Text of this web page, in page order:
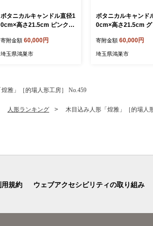
ボタニカルキャンドル直径1
0cm×高さ21.5cm ピンク系
ライフラワーキャンドル 観
賞用キャンドル フラワーキ
ト 誕生日 新築祝い おしゃ
イフラワー 埼玉県 No.638-
寄附金額 60,000円
埼玉県鴻巣市
ボタニカルキャンド
0cm×高さ21.5cm グ
ドライフラワーキャ
観賞用キャンドル フ
イフラワー 埼玉県
03
寄附金額 60,000円
埼玉県鴻巣市
雅」［的場人形工房］ No.459
人形ランキング 木目込み人形「煌雅」［的場人
用規約 ウェブアクセシビリティの取り組み